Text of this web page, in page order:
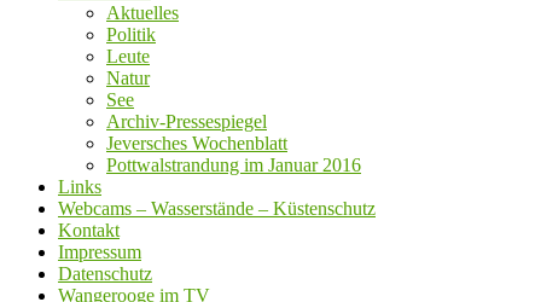
Aktuelles
Politik
Leute
Natur
See
Archiv-Pressespiegel
Jeversches Wochenblatt
Pottwalstrandung im Januar 2016
Links
Webcams – Wasserstände – Küstenschutz
Kontakt
Impressum
Datenschutz
Wangerooge im TV